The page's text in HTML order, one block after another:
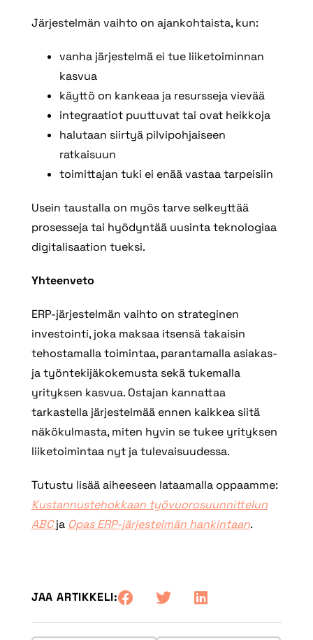
Järjestelmän vaihto on ajankohtaista, kun:
vanha järjestelmä ei tue liiketoiminnan
kasvua
käyttö on kankeaa ja resursseja vievää
integraatiot puuttuvat tai ovat heikkoja
halutaan siirtyä pilvipohjaiseen
ratkaisuun
toimittajan tuki ei enää vastaa tarpeisiin
Usein taustalla on myös tarve selkeyttää
prosesseja tai hyödyntää uusinta teknologiaa
digitalisaation tueksi.
Yhteenveto
ERP-järjestelmän vaihto on strateginen
investointi, joka maksaa itsensä takaisin
tehostamalla toimintaa, parantamalla asiakas-
ja työntekijäkokemusta sekä tukemalla
yrityksen kasvua. Ostajan kannattaa
tarkastella järjestelmää ennen kaikkea siitä
näkökulmasta, miten hyvin se tukee yrityksen
liiketoimintaa nyt ja tulevaisuudessa.
Tutustu lisää aiheeseen lataamalla oppaamme:
Kustannustehokkaan työvuorosuunnittelun
ABC ja Opas ERP-järjestelmän hankintaan.
JAA ARTIKKELI: